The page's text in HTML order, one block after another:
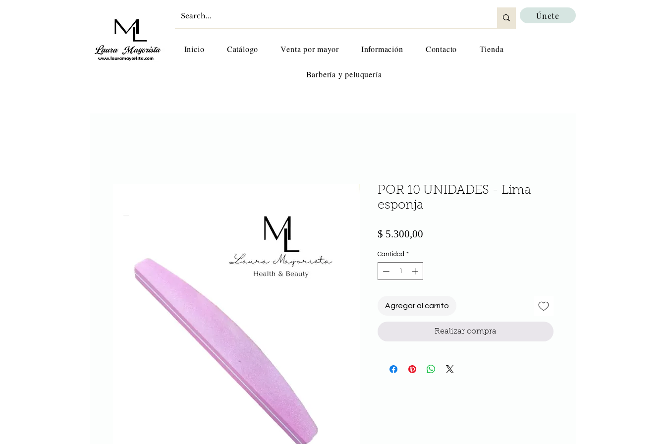
Únete
Inicio Catálogo Venta por mayor Información Contacto Tienda
Barbería y peluquería
POR 10 UNIDADES - Lima
esponja
$ 5.300,00
Cantidad *
Agregar al carrito
Realizar compra